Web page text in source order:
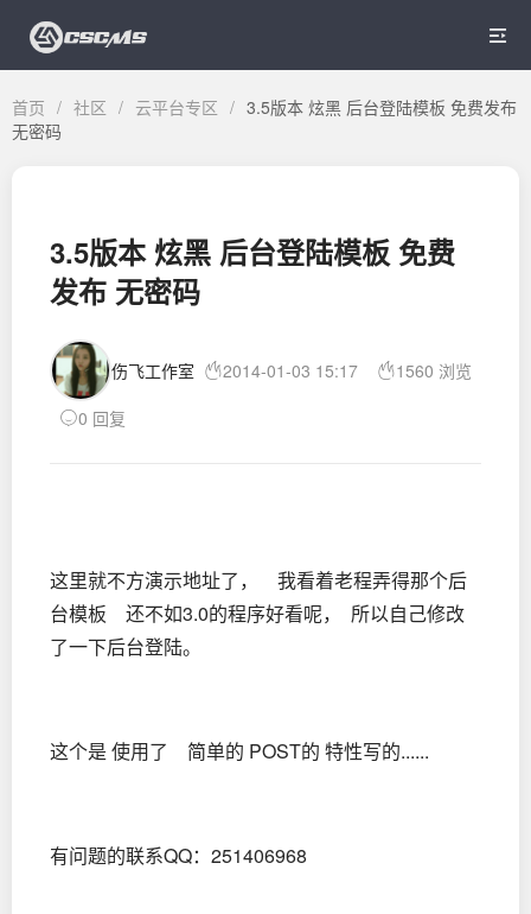

首页 / 社区 / 云平台专区 / 3.5版本 炫黑 后台登陆模板 免费发布
无密码
3.5版本 炫黑 后台登陆模板 免费
发布 无密码
伤飞工作室 2014-01-03 15:17
1560 浏览
0 回复
这里就不方演示地址了， 我看着老程弄得那个后
台模板 还不如3.0的程序好看呢， 所以自己修改
了一下后台登陆。
这个是 使用了 简单的 POST的 特性写的......
有问题的联系QQ：251406968